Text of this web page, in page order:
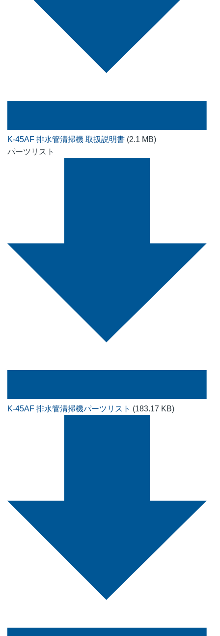
K-45AF 排水管清掃機 取扱説明書 (2.1 MB)
パーツリスト
K-45AF 排水管清掃機パーツリスト (183.17 KB)